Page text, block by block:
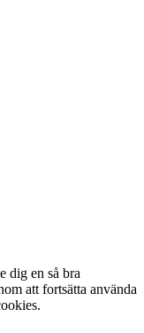
dig en så bra
att fortsätta använda